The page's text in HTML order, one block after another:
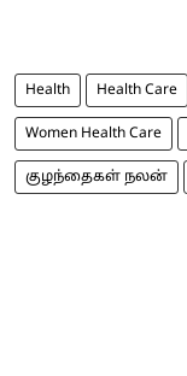
Health Health Care
Women Health Care
குழந்தைகள் நலன்